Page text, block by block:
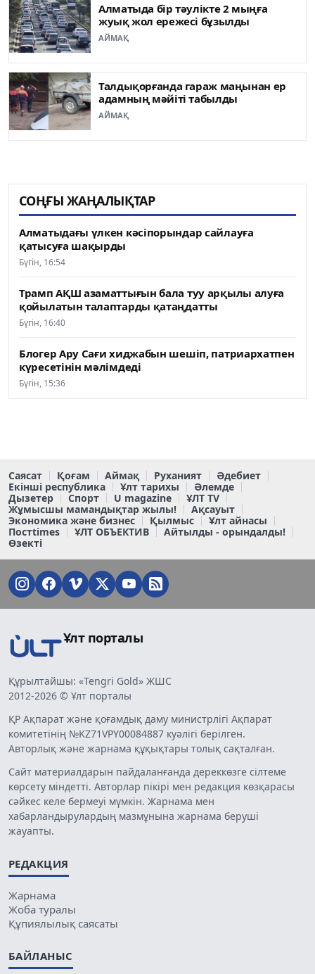
Алматыда бір тәулікте 2 мыңға
жуық жол ережесі бұзылды
АЙМАҚ
Талдықорғанда гараж маңынан ер
адамның мәйіті табылды
АЙМАҚ
СОҢҒЫ ЖАҢАЛЫҚТАР
Алматыдағы үлкен кәсіпорындар сайлауға
қатысуға шақырды
Бүгін, 16:54
Трамп АҚШ азаматтығын бала туу арқылы алуға
қойылатын талаптарды қатаңдатты
Бүгін, 16:40
Блогер Ару Сағи хиджабын шешіп, патриархатпен
күресетінін мәлімдеді
Бүгін, 15:36
Саясат Қоғам Аймақ Руханият
Әдебиет
Екінші республика
Ұлт тарихы
Әлемде
Дызетер
Спорт U magazine
ҰЛТ TV
Жұмысшы мамандықтар жылы!
Ақсауыт
Экономика және бизнес
Қылмыс
Ұлт айнасы
Постtimes
ҰЛТ ОБЪЕКТИВ
Айтылды - орындалды!
Өзекті
Ұлт порталы
Құрылтайшы: «Tengri Gold» ЖШС
2012-2026 © Ұлт порталы
ҚР Ақпарат және қоғамдық даму министрлігі Ақпарат
комитетінің №KZ71VPY00084887 куәлігі берілген.
Авторлық және жарнама құқықтары толық сақталған.
Сайт материалдарын пайдаланғанда дереккөзге сілтеме
көрсету міндетті. Авторлар пікірі мен редакция көзқарасы
сәйкес келе бермеуі мүмкін. Жарнама мен
хабарландырулардың мазмұнына жарнама беруші
жауапты.
РЕДАКЦИЯ
Жарнама
Жоба туралы
Құпиялылық саясаты
БАЙЛАНЫС